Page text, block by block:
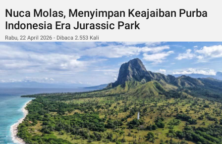
Nuca Molas, Menyimpan Keajaiban Purba
Indonesia Era Jurassic Park
Rabu, 22 April 2026 - Dibaca 2.553 Kali